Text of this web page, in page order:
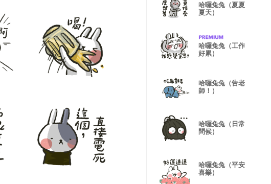
哈囉兔兔（夏夏
夏天）
哈囉兔兔（工作
好累）
哈囉兔兔（告老
師！）
哈囉兔兔（日常
問候）
哈囉兔兔（平安
喜樂）